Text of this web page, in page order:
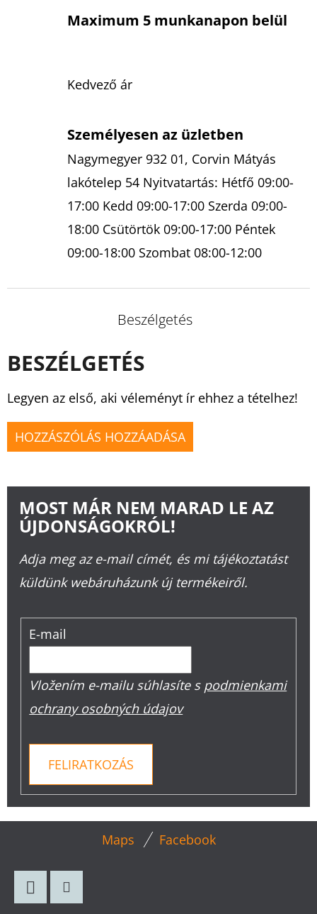
Maximum 5 munkanapon belül
Kedvező ár
Személyesen az üzletben
Nagymegyer 932 01, Corvin Mátyás
lakótelep 54 Nyitvatartás: Hétfő 09:00-
17:00 Kedd 09:00-17:00 Szerda 09:00-
18:00 Csütörtök 09:00-17:00 Péntek
09:00-18:00 Szombat 08:00-12:00
Beszélgetés
BESZÉLGETÉS
Legyen az első, aki véleményt ír ehhez a tételhez!
HOZZÁSZÓLÁS HOZZÁADÁSA
MOST MÁR NEM MARAD LE AZ
ÚJDONSÁGOKRÓL!
Adja meg az e-mail címét, és mi tájékoztatást
küldünk webáruházunk új termékeiről.
E-mail
Vložením e-mailu súhlasíte s podmienkami
ochrany osobných údajov
FELIRATKOZÁS
Maps Facebook